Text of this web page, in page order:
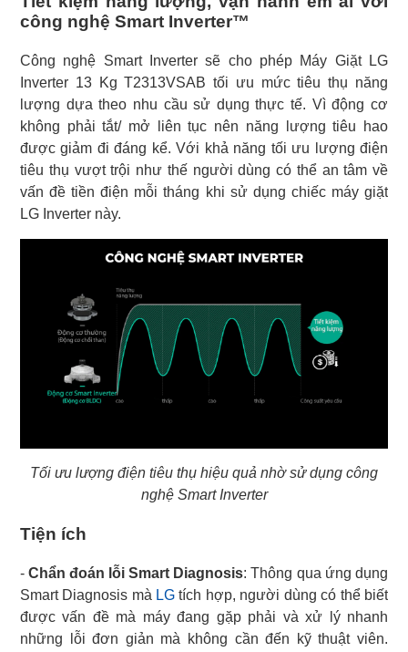
công nghệ Smart Inverter™
Công nghệ Smart Inverter sẽ cho phép Máy Giặt LG
Inverter 13 Kg T2313VSAB tối ưu mức tiêu thụ năng
lượng dựa theo nhu cầu sử dụng thực tế. Vì động cơ
không phải tắt/ mở liên tục nên năng lượng tiêu hao
được giảm đi đáng kể. Với khả năng tối ưu lượng điện
tiêu thụ vượt trội như thế người dùng có thể an tâm về
vấn đề tiền điện mỗi tháng khi sử dụng chiếc máy giặt
LG Inverter này.
Tối ưu lượng điện tiêu thụ hiệu quả nhờ sử dụng công
nghệ Smart Inverter
Tiện ích
- Chẩn đoán lỗi Smart Diagnosis: Thông qua ứng dụng
Smart Diagnosis mà LG tích hợp, người dùng có thể biết
được vấn đề mà máy đang gặp phải và xử lý nhanh
những lỗi đơn giản mà không cần đến kỹ thuật viên.